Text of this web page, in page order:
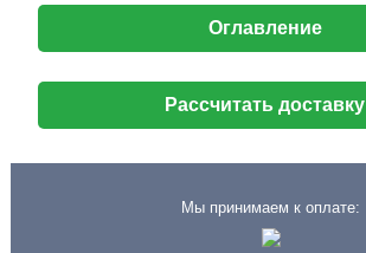
Оглавление
Рассчитать доставку
Мы принимаем к оплате: